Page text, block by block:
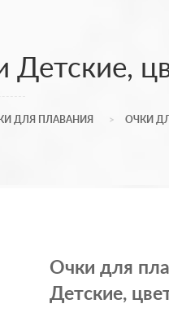
ДЛЯ ПЛАВАНИЯ ОЧКИ
Очки для
Детские,